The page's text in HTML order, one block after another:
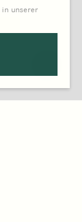
unserer